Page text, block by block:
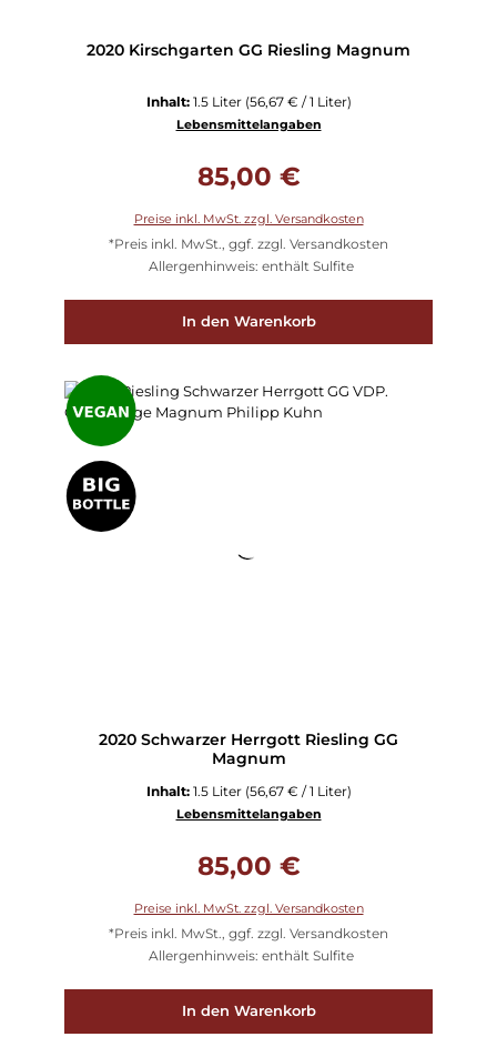
2020 Kirschgarten GG Riesling Magnum
Inhalt: 1.5 Liter (56,67 € / 1 Liter)
Lebensmittelangaben
85,00 €
Preise inkl. MwSt. zzgl. Versandkosten
*Preis inkl. MwSt., ggf. zzgl. Versandkosten
Allergenhinweis: enthält Sulfite
In den Warenkorb
2020 Schwarzer Herrgott Riesling GG
Magnum
Inhalt: 1.5 Liter (56,67 € / 1 Liter)
Lebensmittelangaben
85,00 €
Preise inkl. MwSt. zzgl. Versandkosten
*Preis inkl. MwSt., ggf. zzgl. Versandkosten
Allergenhinweis: enthält Sulfite
In den Warenkorb